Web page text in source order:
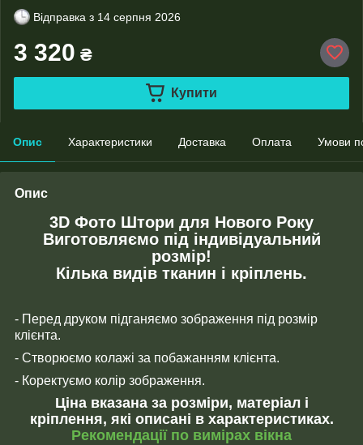
Відправка з 14 серпня 2026
3 320 ₴
Купити
Опис Характеристики Доставка Оплата Умови
Опис
3D Фото Штори для Нового Року
Виготовляємо під індивідуальний
розмір!
Кілька видів тканин і кріплень.
- Перед друком підганяємо зображення під розмір
клієнта.
- Створюємо колажі за побажанням клієнта.
- Коректуємо колір зображення.
Ціна вказана за розміри, матеріал і
кріплення, які описані в характеристиках.
Рекомендації по вимірах вікна